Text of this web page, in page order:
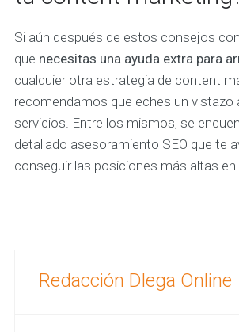
Si aún después de estos consejos
que necesitas una ayuda extra para
cualquier otra estrategia de content
recomendamos que eches un vistazo
servicios. Entre los mismos, se
detallado asesoramiento SEO que te
conseguir las posiciones más altas
Redacción Dlega Online